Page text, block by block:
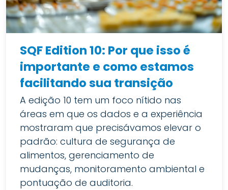
SQF Edition 10: Por que isso é
importante e como estamos
facilitando sua transição
A edição 10 tem um foco nítido nas
áreas em que os dados e a experiência
mostraram que precisávamos elevar o
padrão: cultura de segurança de
alimentos, gerenciamento de
mudanças, monitoramento ambiental e
pontuação de auditoria.